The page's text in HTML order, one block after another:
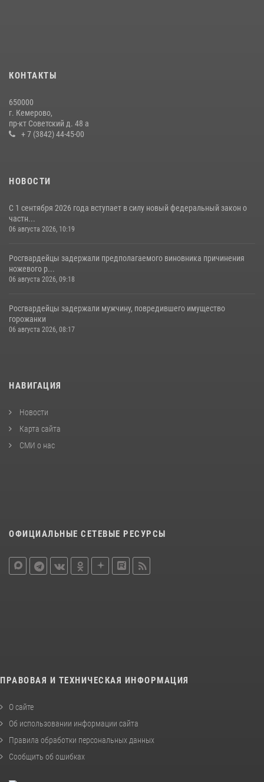
20 июля 2026, 08:52
гипермаркета товары на 13 тысяч рублей (ВИДЕО)
16 июля 2026, 06:43
КОНТАКТЫ
650000
г. Кемерово,
пр-кт Советский д. 48 а
+ 7 (3842) 44-45-00
НОВОСТИ
С 1 сентября 2026 года вступает в силу новый федеральный закон о
частн...
06 августа 2026, 10:19
Росгвардейцы задержали предполагаемого виновника причинения
ножевого р...
06 августа 2026, 09:18
Росгвардейцы задержали мужчину, повредившего имущество
горожанки
06 августа 2026, 08:17
НАВИГАЦИЯ
Новости
Карта сайта
СМИ о нас
ОФИЦИАЛЬНЫЕ СЕТЕВЫЕ РЕСУРСЫ
ПРАВОВАЯ И ТЕХНИЧЕСКАЯ ИНФОРМАЦИЯ
О сайте
Об использовании информации сайта
Правила обработки персональных данных
Сообщить об ошибках